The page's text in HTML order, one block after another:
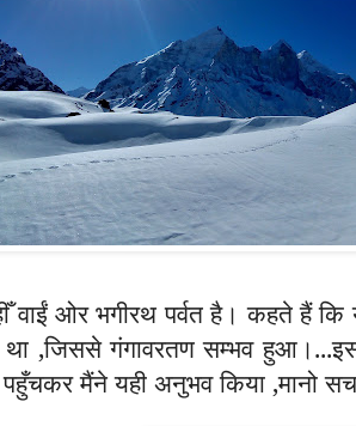
वाईं ओर भगीरथ पर्वत है। कहते हैं
,जिससे गंगावरतण सम्भव हुआ।...
मैंने यही अनुभव किया ,मानो